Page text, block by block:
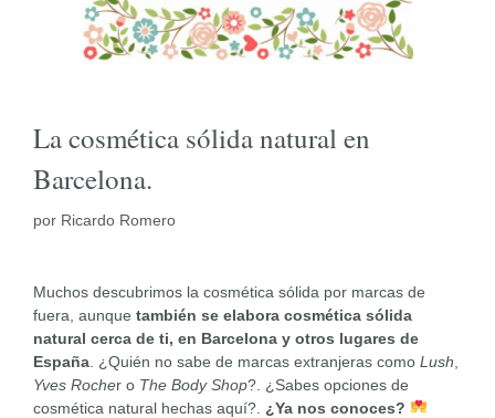
La cosmética sólida natural en
Barcelona.
por Ricardo Romero
Muchos descubrimos la cosmética sólida por marcas de
fuera, aunque también se elabora cosmética sólida
natural cerca de ti, en Barcelona y otros lugares de
España . ¿Quién no sabe de marcas extranjeras como Lush
Yves Rocher o The Body Shop?. ¿Sabes opciones de
cosmética natural hechas aquí?. ¿Ya nos conoces?